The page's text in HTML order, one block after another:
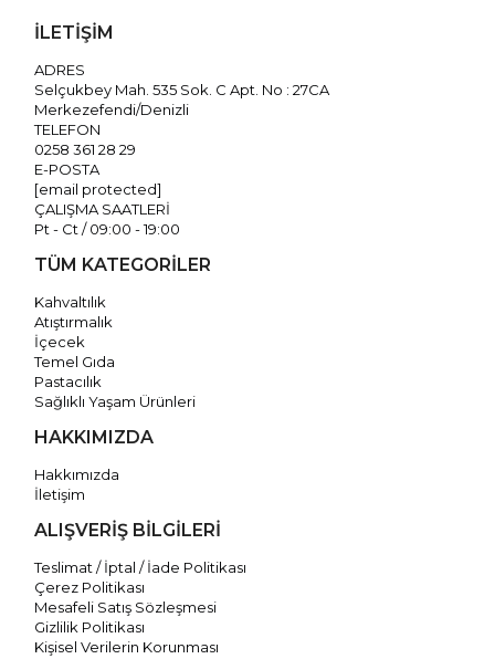
İLETİŞİM
ADRES
Selçukbey Mah. 535 Sok. C Apt. No : 27CA
Merkezefendi/Denizli
TELEFON
0258 361 28 29
E-POSTA
[email protected]
ÇALIŞMA SAATLERİ
Pt - Ct / 09:00 - 19:00
TÜM KATEGORİLER
Kahvaltılık
Atıştırmalık
İçecek
Temel Gıda
Pastacılık
Sağlıklı Yaşam Ürünleri
HAKKIMIZDA
Hakkımızda
İletişim
ALIŞVERİŞ BİLGİLERİ
Teslimat / İptal / İade Politikası
Çerez Politikası
Mesafeli Satış Sözleşmesi
Gizlilik Politikası
Kişisel Verilerin Korunması